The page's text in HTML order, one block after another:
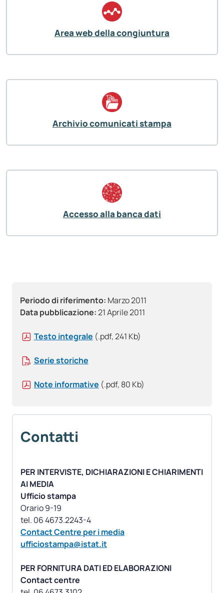
Periodo di riferimento: Marzo 2011
Data pubblicazione:21 Aprile 2011
Testo integrale (.pdf, 241 Kb)
Serie storiche
Note informative (.pdf, 80 Kb)
Contatti
PER INTERVISTE, DICHIARAZIONI E CHIARIMENTI
AI MEDIA
Ufficio stampa
Orario 9-19
Contact Centre per i media
ufficiostampa@istat.it
PER FORNITURA DATI ED ELABORAZIONI
Contact centre
Area web della congiuntura
Archivio comunicati stampa
Accesso alla banca dati